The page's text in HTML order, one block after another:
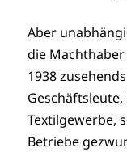
Aber
die
1938
Textilgewerbe,
Betriebe